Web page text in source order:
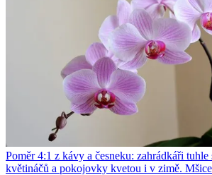
Poměr 4:1 z kávy a česneku: zahrádkáři tuhle
květináčů a pokojovky kvetou i v zimě.